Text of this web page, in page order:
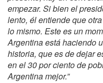
empezar. Si bien el
lento, él entiende que
lo mismo. Este es un
Argentina está haciendo
historia, que es de dejar
en el 30 por ciento de
Argentina mejor.”